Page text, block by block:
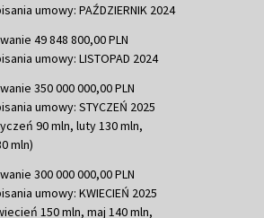
umowy: PAŹDZIERNIK 2024
49 848 800,00 PLN
umowy: LISTOPAD 2024
350 000 000,00 PLN
umowy: STYCZEŃ 2025
90 mln, luty 130 mln,
mln)
300 000 000,00 PLN
umowy: KWIECIEŃ 2025
150 mln, maj 140 mln,